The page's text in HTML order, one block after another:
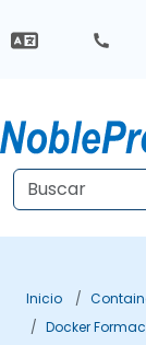
Inicio
Docker